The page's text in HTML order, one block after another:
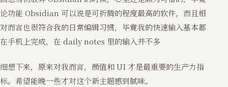
论功能 Obsidian 可以说是可折腾的程度最高的软件，而且相
对而言也很符合我的日常编辑习惯，毕竟我的快速输入基本都
在手机上完成，在 daily notes 里的输入并不多
细想下来，原来对我而言，颜值和 UI 才是最重要的生产力指
标。希望能晚一些才对这个新主题感到腻味。